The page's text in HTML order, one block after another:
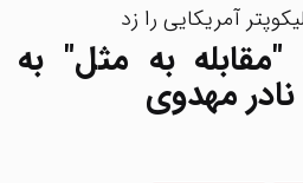
آمریکایی را زد
به مثل" به
مهدوی